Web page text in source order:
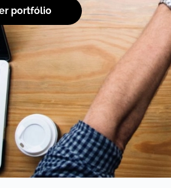
portfólio